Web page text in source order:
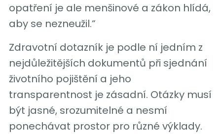
opatření je ale menšinové a zákon hlídá,
aby se nezneužil.“
Zdravotní dotazník je podle ní jedním z
nejdůležitějších dokumentů při sjednání
životního pojištění a jeho
transparentnost je zásadní. Otázky musí
být jasné, srozumitelné a nesmí
ponechávat prostor pro různé výklady.